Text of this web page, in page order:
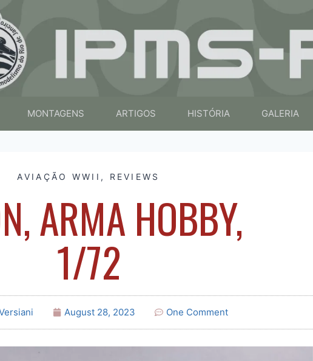
MONTAGENS ARTIGOS HISTÓRIA GALERIA
AVIAÇÃO WWII , REVIEWS
ARMA HOBBY,
1/72
August 28, 2023 One Comment